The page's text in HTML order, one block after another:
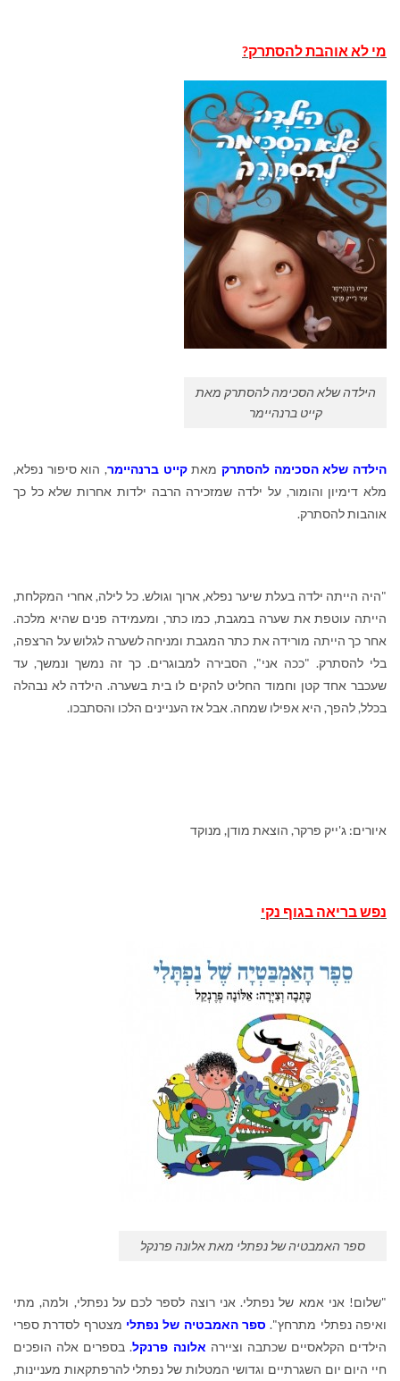
מי לא אוהבת להסתרק?
הילדה שלא הסכימה להסתרק מאת
קייט ברנהיימר
הילדה שלא הסכימה להסתרקמאתקייט ברנהיימר, הוא סיפור נפלא,
מלא דימיון והומור, על ילדה שמזכירה הרבה ילדות אחרות שלא כל כך
אוהבות להסתרק.
"היה הייתה ילדה בעלת שיער נפלא, ארוך וגולש. כל לילה, אחרי המקלחת,
הייתה עוטפת את שערה במגבת, כמו כתר, ומעמידה פנים שהיא מלכה.
אחר כך הייתה מורידה את כתר המגבת ומניחה לשערה לגלוש על הרצפה,
בלי להסתרק. "ככה אני", הסבירה למבוגרים. כך זה נמשך ונמשך, עד
שעכבר אחד קטן וחמוד החליט להקים לו בית בשערה. הילדה לא נבהלה
בכלל, להפך, היא אפילו שמחה. אבל אז העניינים הלכו והסתבכו.
איורים: ג'ייק פרקר, הוצאת מודן, מנוקד
נפש בריאה בגוף נקי
ספר האמבטיה של נפתלי מאת אלונה פרנקל
"שלום! אני אמא של נפתלי. אני רוצה לספר לכם על נפתלי, ולמה, מתי
ואיפה נפתלי מתרחץ". ספר האמבטיה של נפתלי מצטרף לסדרת ספרי
הילדים הקלאסיים שכתבה וציירה אלונה פרנקל. בספרים אלה הופכים
חיי היום יום השגרתיים וגדושי המטלות של נפתלי להרפתקאות מעניינות,